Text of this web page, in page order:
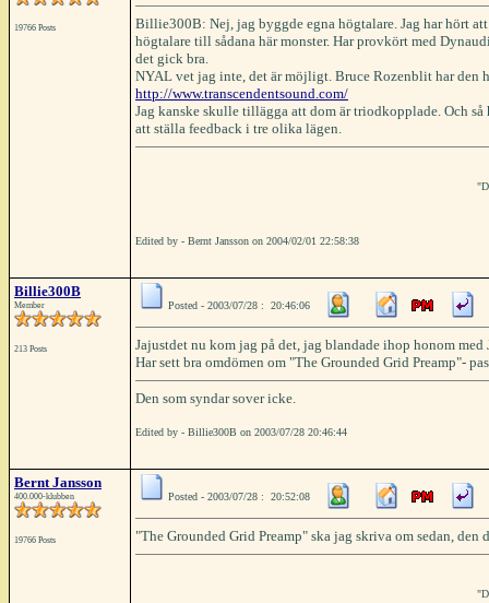
19766 Posts
Billie300B: Nej, jag byggde egna högtalare. Jag har hört
högtalare till sådana här monster. Har provkört med
det gick bra.
NYAL vet jag inte, det är möjligt. Bruce Rozenblit har den
http://www.transcendentsound.com/
Jag kanske skulle tillägga att dom är triodkopplade. Och
att ställa feedback i tre olika lägen.
Edited by - Bernt Jansson on 2004/02/01 22:58:38
Billie300B
Member
213 Posts
Posted - 2003/07/28 : 20:46:06
Jajustdet nu kom jag på det, jag blandade ihop honom
Har sett bra omdömen om "The Grounded Grid Preamp"-
Den som syndar sover icke.
Edited by - Billie300B on 2003/07/28 20:46:44
Bernt Jansson
400.000-klubben
19766 Posts
Posted - 2003/07/28 : 20:52:08
"The Grounded Grid Preamp" ska jag skriva om sedan, den